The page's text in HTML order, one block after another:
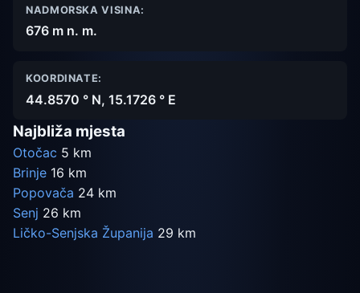
NADMORSKA VISINA:
676 m n. m.
KOORDINATE:
44.8570 ° N, 15.1726 ° E
Najbliža mjesta
Otočac 5 km
Brinje 16 km
Popovača 24 km
Senj 26 km
Ličko-Senjska Županija 29 km